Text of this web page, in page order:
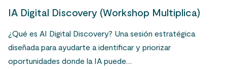
IA Digital Discovery (Workshop Multiplica)
¿Qué es AI Digital Discovery? Una sesión estratégica
diseñada para ayudarte a identificar y priorizar
oportunidades donde la IA puede…